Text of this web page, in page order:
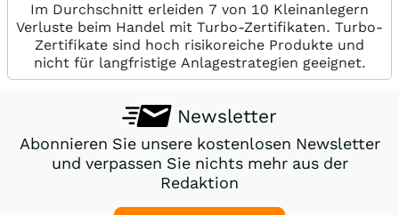
Im Durchschnitt erleiden 7 von 10 Kleinanlegern
Verluste beim Handel mit Turbo-Zertifikaten. Turbo-
Zertifikate sind hoch risikoreiche Produkte und
nicht für langfristige Anlagestrategien geeignet.
Newsletter
Abonnieren Sie unsere kostenlosen Newsletter
und verpassen Sie nichts mehr aus der
Redaktion